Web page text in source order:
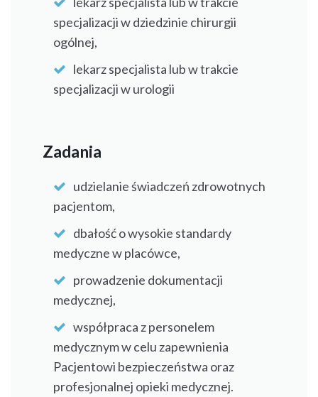
specjalizacji w dziedzinie chirurgii
ogólnej,
lekarz specjalista lub w trakcie
specjalizacji w urologii
Zadania
udzielanie świadczeń zdrowotnych
pacjentom,
dbałość o wysokie standardy
medyczne w placówce,
prowadzenie dokumentacji
medycznej,
współpraca z personelem
medycznym w celu zapewnienia
Pacjentowi bezpieczeństwa oraz
profesjonalnej opieki medycznej.